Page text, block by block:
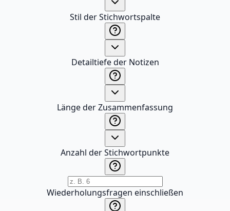
Stil der Stichwortspalte
Detailtiefe der Notizen
Länge der Zusammenfassung
Anzahl der Stichwortpunkte
Wiederholungsfragen einschließen